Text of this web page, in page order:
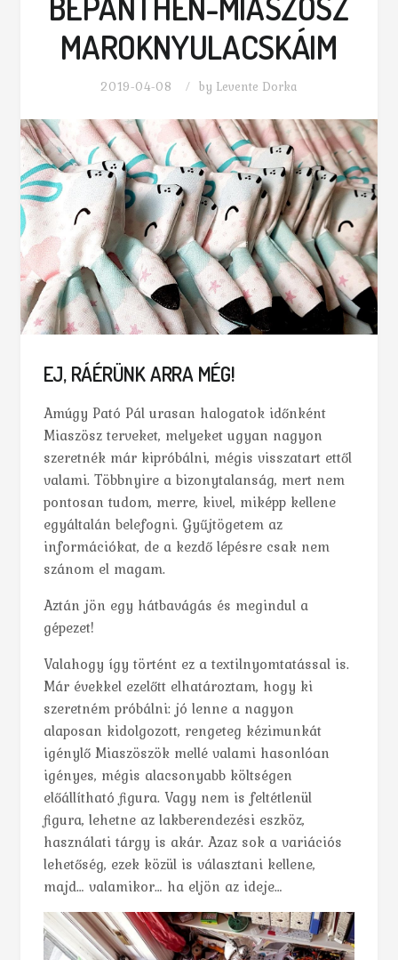
MAROKNYULACSKÁIM
2019-04-08 by Levente Dorka
EJ, RÁÉRÜNK ARRA MÉG!
Amúgy Pató Pál urasan halogatok időnként
Miaszösz terveket, melyeket ugyan nagyon
szeretnék már kipróbálni, mégis visszatart ettől
valami. Többnyire a bizonytalanság, mert nem
pontosan tudom, merre, kivel, miképp kellene
egyáltalán belefogni. Gyűjtögetem az
információkat, de a kezdő lépésre csak nem
szánom el magam.
Aztán jön egy hátbavágás és megindul a
gépezet!
Valahogy így történt ez a textilnyomtatással is.
Már évekkel ezelőtt elhatároztam, hogy ki
szeretném próbálni: jó lenne a nagyon
alaposan kidolgozott, rengeteg kézimunkát
igénylő Miaszöszök mellé valami hasonlóan
igényes, mégis alacsonyabb költségen
előállítható figura. Vagy nem is feltétlenül
figura, lehetne az lakberendezési eszköz,
használati tárgy is akár. Azaz sok a variációs
lehetőség, ezek közül is választani kellene,
majd… valamikor… ha eljön az ideje…